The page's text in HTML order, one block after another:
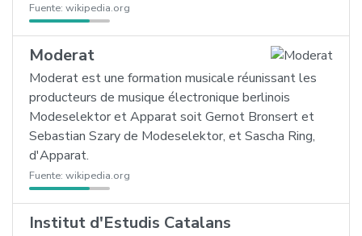
Fuente: wikipedia.org
Moderat
Moderat est une formation musicale réunissant les
producteurs de musique électronique berlinois
Modeselektor et Apparat soit Gernot Bronsert et
Sebastian Szary de Modeselektor, et Sascha Ring,
d'Apparat.
Fuente: wikipedia.org
Institut d'Estudis Catalans